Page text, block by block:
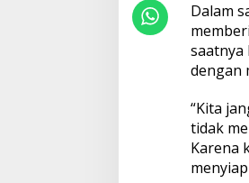
Dalam
dengan
“Kita
tidak
Karena